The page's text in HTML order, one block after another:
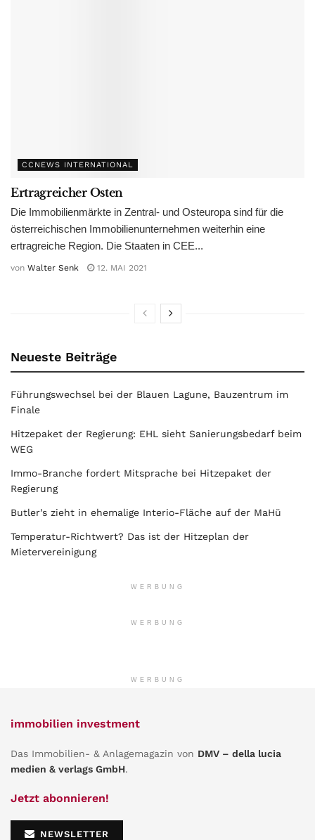
CCNEWS INTERNATIONAL
Ertragreicher Osten
Die Immobilienmärkte in Zentral- und Osteuropa sind für die
österreichischen Immobilienunternehmen weiterhin eine
ertragreiche Region. Die Staaten in CEE...
von Walter Senk 12. MAI 2021
Neueste Beiträge
Führungswechsel bei der Blauen Lagune, Bauzentrum im
Finale
Hitzepaket der Regierung: EHL sieht Sanierungsbedarf beim
WEG
Immo-Branche fordert Mitsprache bei Hitzepaket der
Regierung
Butler’s zieht in ehemalige Interio-Fläche auf der MaHü
Temperatur-Richtwert? Das ist der Hitzeplan der
Mietervereinigung
WERBUNG
WERBUNG
WERBUNG
immobilien investment
Das Immobilien- & Anlagemagazin von DMV – della lucia
medien & verlags GmbH.
Jetzt abonnieren!
NEWSLETTER